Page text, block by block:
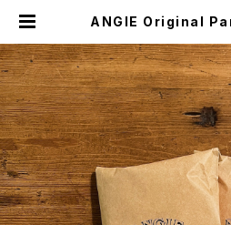
ANGIE Original